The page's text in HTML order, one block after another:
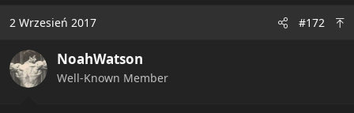
t
o
n
s
2 Wrzesień 2017 #172
NoahWatson
Well-Known Member